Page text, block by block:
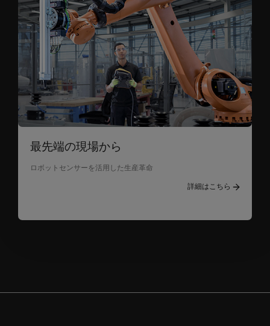
最先端の現場から
ロボットセンサーを活用した生産革命
詳細はこちら